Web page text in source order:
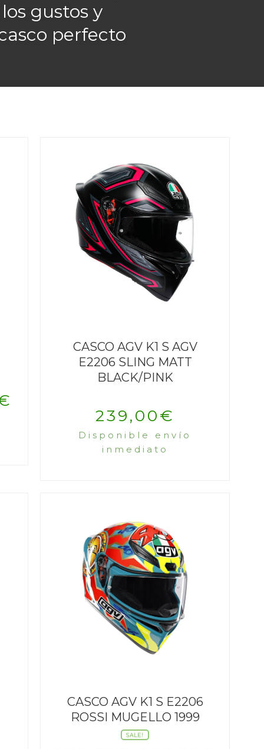
gustos y
perfecto
CASCO AGV K1 S AGV
E2206 SLING MATT
BLACK/PINK
239,00€
Disponible envío
inmediato
CASCO AGV K1 S E2206
ROSSI MUGELLO 1999
SALE!